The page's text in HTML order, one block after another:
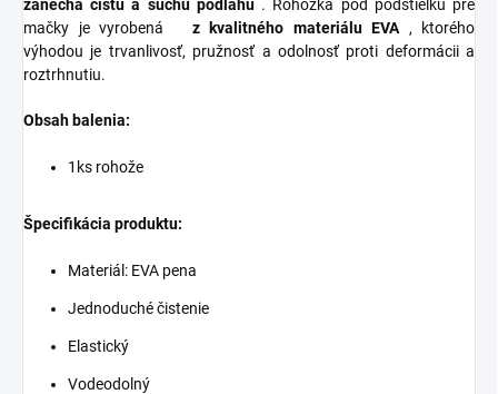
zanechá čistú a suchú podlahu. Rohožka pod podstielku pre
mačky
je vyrobená z kvalitného materiálu EVA , ktorého
výhodou je trvanlivosť, pružnosť a odolnosť proti deformácii a
roztrhnutiu.
Obsah balenia:
1ks rohože
Špecifikácia produktu:
Materiál: EVA pena
Jednoduché čistenie
Elastický
Vodeodolný